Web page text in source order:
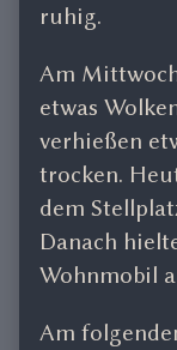
ruhig.
Am
etwas
verhießen
trocken.
dem
Danach
Wohnmobil
Am